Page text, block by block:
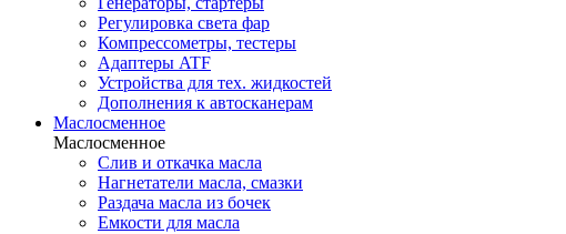
Регулировка света фар
Компрессометры, тестеры
Адаптеры ATF
Устройства для тех. жидкостей
Дополнения к автосканерам
Маслосменное
Маслосменное
Слив и откачка масла
Нагнетатели масла, смазки
Раздача масла из бочек
Емкости для масла